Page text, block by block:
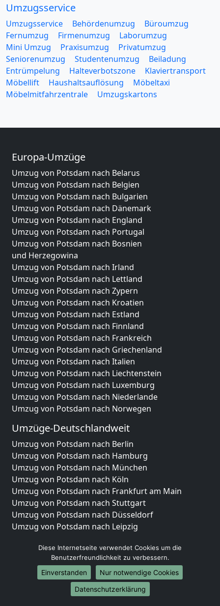
Umzugsservice
Umzugsservice Behördenumzug
Büroumzug
Fernumzug
Firmenumzug
Laborumzug
Mini Umzug
Praxisumzug
Privatumzug
Seniorenumzug
Studentenumzug
Beiladung
Entrümpelung
Halteverbotszone
Klaviertransport
Möbellift
Haushaltsauflösung
Möbeltaxi
Möbelmitfahrzentrale
Umzugskartons
Europa-Umzüge
Umzug von Potsdam nach Belarus
Umzug von Potsdam nach Belgien
Umzug von Potsdam nach Bulgarien
Umzug von Potsdam nach Dänemark
Umzug von Potsdam nach England
Umzug von Potsdam nach Portugal
Umzug von Potsdam nach Bosnien
und Herzegowina
Umzug von Potsdam nach Irland
Umzug von Potsdam nach Lettland
Umzug von Potsdam nach Zypern
Umzug von Potsdam nach Kroatien
Umzug von Potsdam nach Estland
Umzug von Potsdam nach Finnland
Umzug von Potsdam nach Frankreich
Umzug von Potsdam nach Griechenland
Umzug von Potsdam nach Italien
Umzug von Potsdam nach Liechtenstein
Umzug von Potsdam nach Luxemburg
Umzug von Potsdam nach Niederlande
Umzug von Potsdam nach Norwegen
Umzüge-Deutschlandweit
Umzug von Potsdam nach Berlin
Umzug von Potsdam nach Hamburg
Umzug von Potsdam nach München
Umzug von Potsdam nach Köln
Umzug von Potsdam nach Frankfurt am Main
Umzug von Potsdam nach Stuttgart
Umzug von Potsdam nach Düsseldorf
Umzug von Potsdam nach Leipzig
Umzug von Potsdam nach Essen
Umzug von Potsdam nach Bremen
Umzug von Potsdam nach Dresden
Umzug von Potsdam nach Hannover
Umzug von Potsdam nach Nürnberg
Diese Internetseite verwendet Cookies um die
Benutzerfreundlichkeit zu verbessern.
Einverstanden
Nur notwendige Cookies
Datenschutzerklärung